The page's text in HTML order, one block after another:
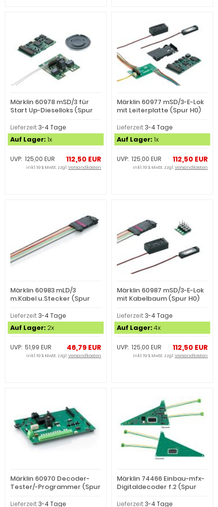
Märklin 60978 mSD/3 für
Start Up-Dieselloks (Spur
Lieferzeit:3-4 Tage
Auf Lager:1x
112,50 EUR
UVP: 125,00 EUR
inkl. 19 % MwSt. zzgl.Versandkosten
Märklin 60977 mSD/3-E-Lok
mit Leiterplatte (Spur H0)
Lieferzeit:3-4 Tage
Auf Lager:1x
112,50 EUR
UVP: 125,00 EUR
inkl. 19 % MwSt. zzgl.Versandkosten
Märklin 60983 mLD/3
m.Kabel u.Stecker (Spur
Lieferzeit:3-4 Tage
Auf Lager: 2x
46,79 EUR
UVP: 51,99 EUR
inkl. 19 % MwSt. zzgl.Versandkosten
Märklin 60987 mSD/3-E-Lok
mit Kabelbaum (Spur H0)
Lieferzeit:3-4 Tage
Auf Lager:4x
112,50 EUR
UVP: 125,00 EUR
inkl. 19 % MwSt. zzgl.Versandkosten
Märklin 60970 Decoder-
Tester/-Programmer (Spur
Lieferzeit:3-4 Tage
Märklin 74466 Einbau-mfx-
Digitaldecoder f.2 (Spur
Lieferzeit:3-4 Tage